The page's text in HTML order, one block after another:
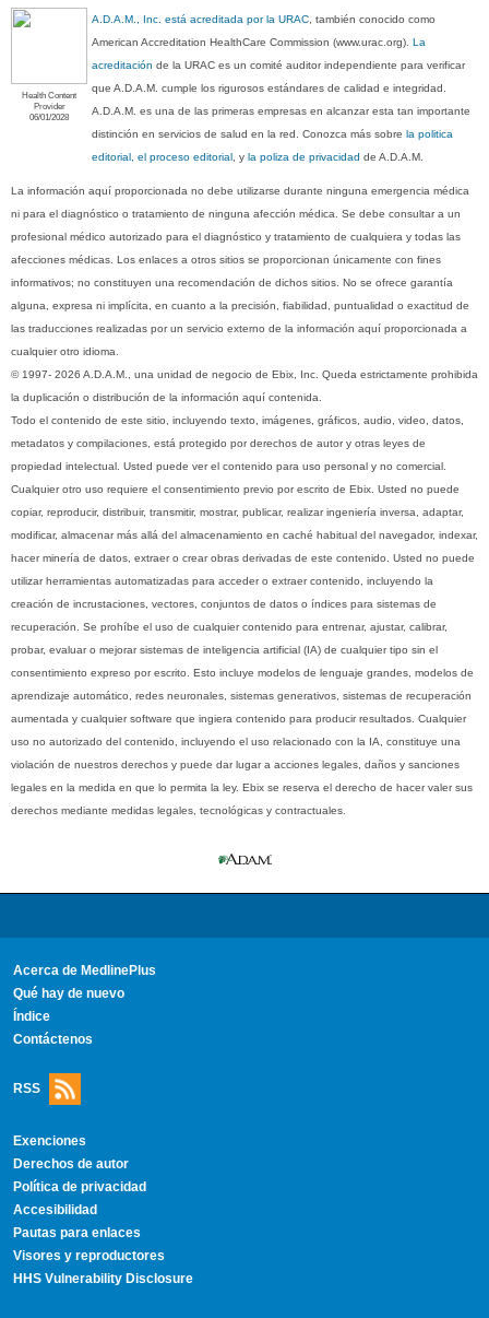
Health Content
Provider
06/01/2028
A.D.A.M., Inc. está acreditada por la URAC , también conocido como
American Accreditation HealthCare Commission (www.urac.org).La
acreditación de la URAC es un comité auditor independiente para verificar
que A.D.A.M. cumple los rigurosos estándares de calidad e integridad.
A.D.A.M. es una de las primeras empresas en alcanzar esta tan importante
distinción en servicios de salud en la red. Conozca más sobrela politica
editorial, el proceso editorial , yla poliza de privacidad de A.D.A.M.
La información aquí proporcionada no debe utilizarse durante ninguna emergencia médica
ni para el diagnóstico o tratamiento de ninguna afección médica. Se debe consultar a un
profesional médico autorizado para el diagnóstico y tratamiento de cualquiera y todas las
afecciones médicas. Los enlaces a otros sitios se proporcionan únicamente con fines
informativos; no constituyen una recomendación de dichos sitios. No se ofrece garantía
alguna, expresa ni implícita, en cuanto a la precisión, fiabilidad, puntualidad o exactitud de
las traducciones realizadas por un servicio externo de la información aquí proporcionada a
cualquier otro idioma.
© 1997- 2026 A.D.A.M., una unidad de negocio de Ebix, Inc. Queda estrictamente prohibida
la duplicación o distribución de la información aquí contenida.
Todo el contenido de este sitio, incluyendo texto, imágenes, gráficos, audio, video, datos,
metadatos y compilaciones, está protegido por derechos de autor y otras leyes de
propiedad intelectual. Usted puede ver el contenido para uso personal y no comercial.
Cualquier otro uso requiere el consentimiento previo por escrito de Ebix. Usted no puede
copiar, reproducir, distribuir, transmitir, mostrar, publicar, realizar ingeniería inversa, adaptar,
modificar, almacenar más allá del almacenamiento en caché habitual del navegador, indexar,
hacer minería de datos, extraer o crear obras derivadas de este contenido. Usted no puede
utilizar herramientas automatizadas para acceder o extraer contenido, incluyendo la
creación de incrustaciones, vectores, conjuntos de datos o índices para sistemas de
recuperación. Se prohíbe el uso de cualquier contenido para entrenar, ajustar, calibrar,
probar, evaluar o mejorar sistemas de inteligencia artificial (IA) de cualquier tipo sin el
consentimiento expreso por escrito. Esto incluye modelos de lenguaje grandes, modelos de
aprendizaje automático, redes neuronales, sistemas generativos, sistemas de recuperación
aumentada y cualquier software que ingiera contenido para producir resultados. Cualquier
uso no autorizado del contenido, incluyendo el uso relacionado con la IA, constituye una
violación de nuestros derechos y puede dar lugar a acciones legales, daños y sanciones
legales en la medida en que lo permita la ley. Ebix se reserva el derecho de hacer valer sus
derechos mediante medidas legales, tecnológicas y contractuales.
Acerca de MedlinePlus
Qué hay de nuevo
Índice
Contáctenos
RSS
Exenciones
Derechos de autor
Política de privacidad
Accesibilidad
Pautas para enlaces
Visores y reproductores
HHS Vulnerability Disclosure